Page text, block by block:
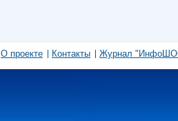
О проекте Контакты Журнал